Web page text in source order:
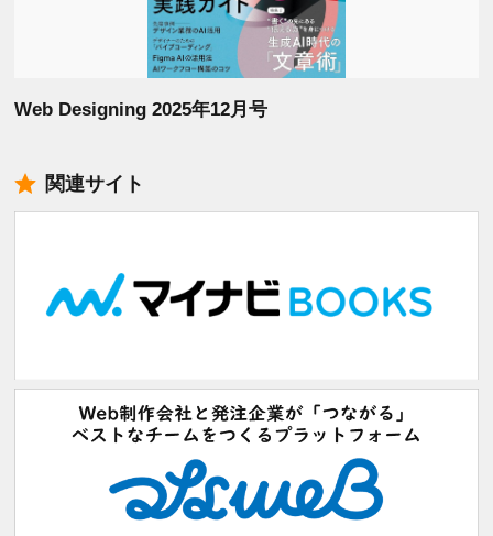
Web Designing 2025年12月号
関連サイト